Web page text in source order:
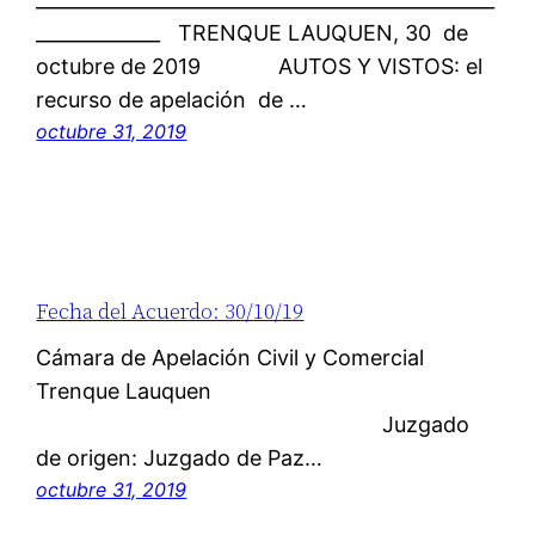
_____________ TRENQUE LAUQUEN, 30 de
octubre de 2019 AUTOS Y VISTOS: el
recurso de apelación de …
octubre 31, 2019
Fecha del Acuerdo: 30/10/19
Cámara de Apelación Civil y Comercial
Trenque Lauquen
Juzgado
de origen: Juzgado de Paz…
octubre 31, 2019